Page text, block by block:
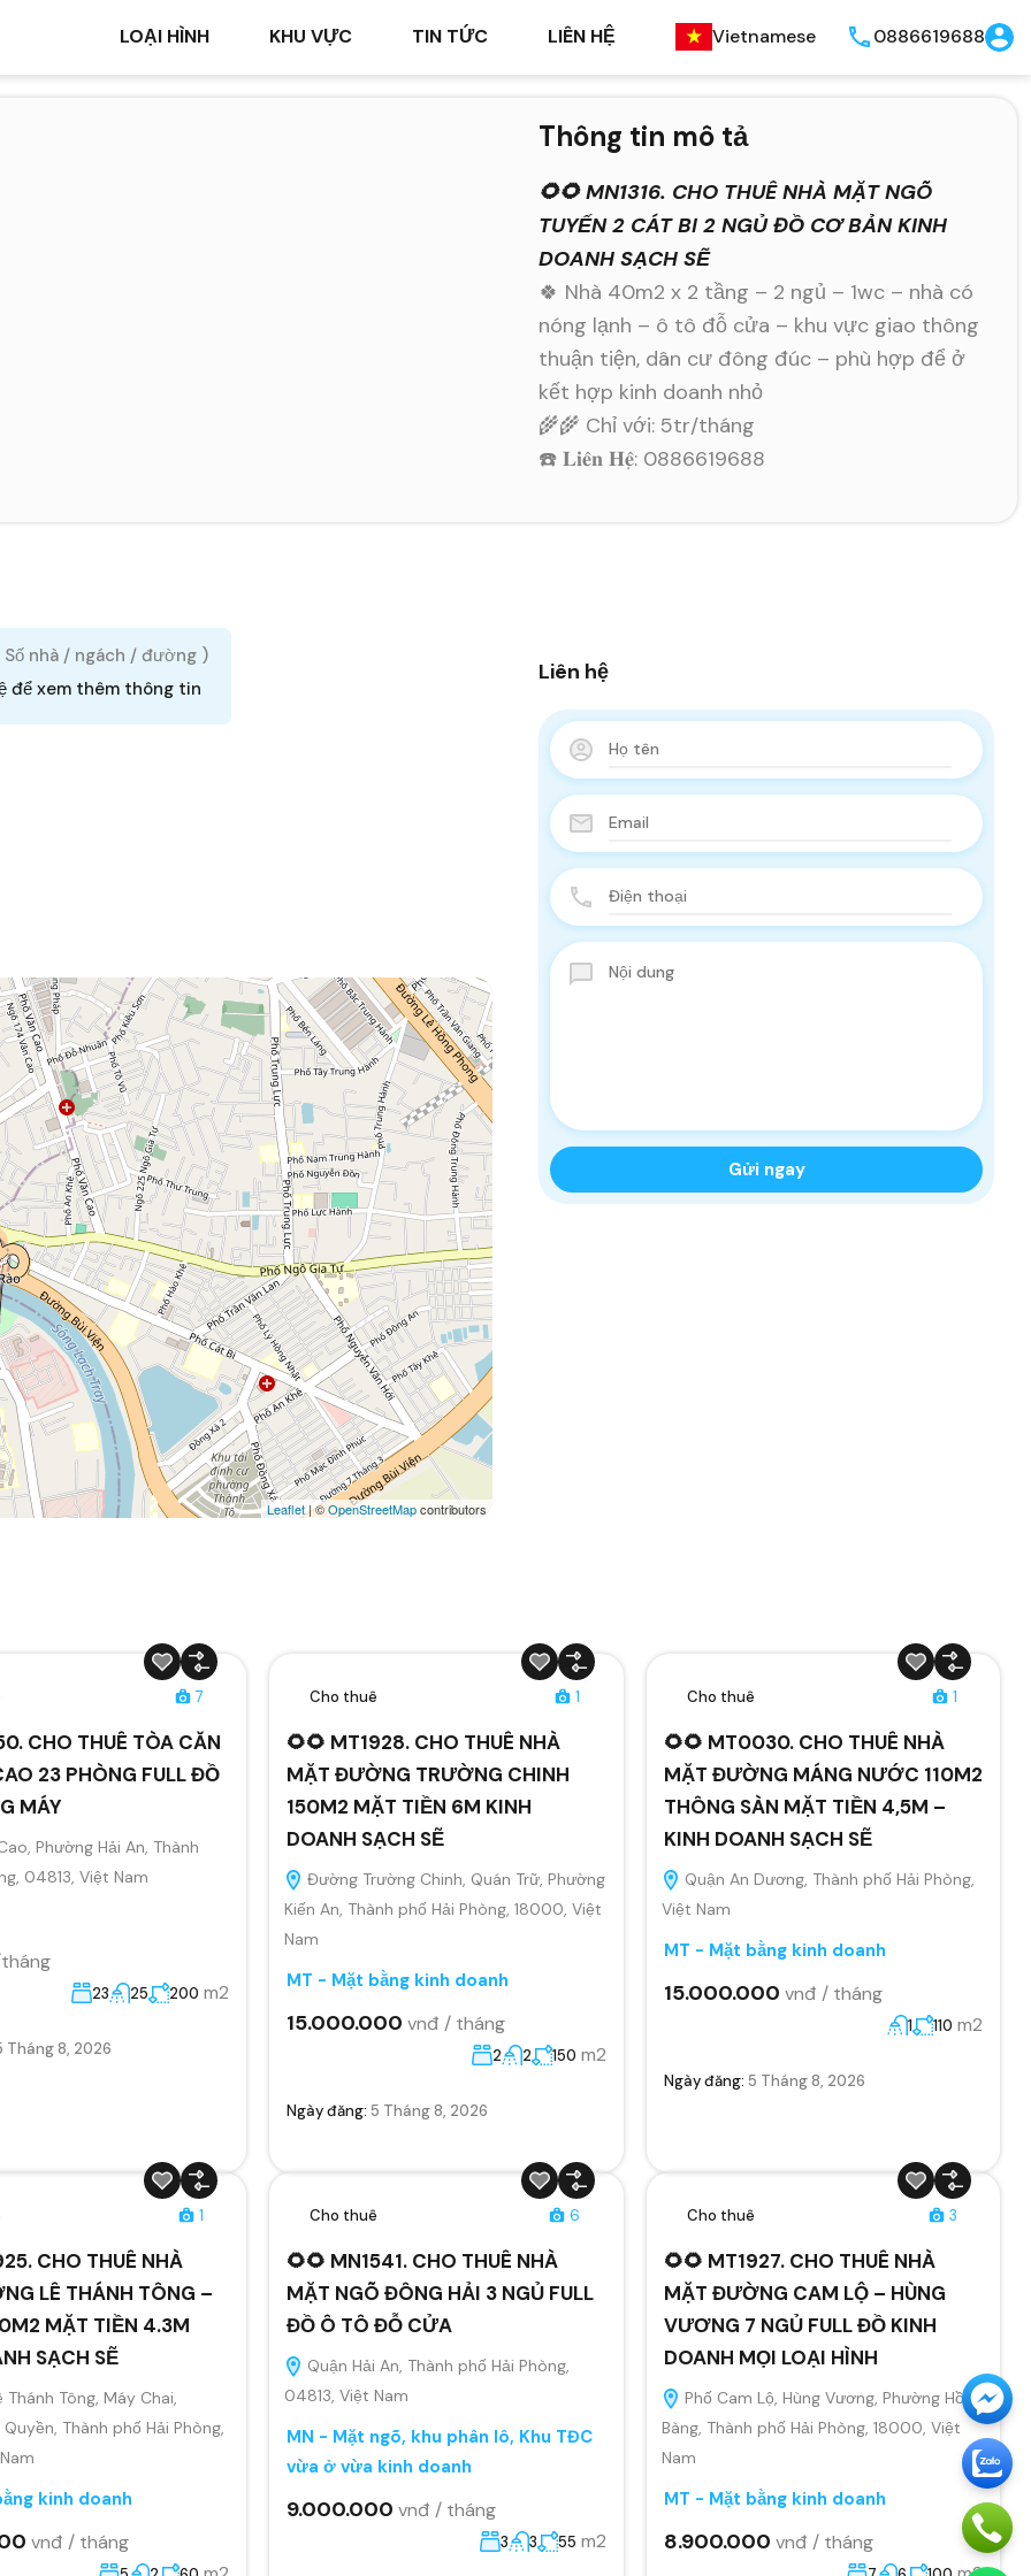
LOẠI HÌNH KHU VỰC TIN TỨC LIÊN HỆ Vietnamese 0886619688
Thông tin mô tả
🌻🌻 MN1316. CHO THUÊ NHÀ MẶT NGÕ
TUYẾN 2 CÁT BI 2 NGỦ ĐỒ CƠ BẢN KINH
DOANH SẠCH SẼ
🍀 Nhà 40m2 x 2 tầng – 2 ngủ – 1wc – nhà có
nóng lạnh – ô tô đỗ cửa – khu vực giao thông
thuận tiện, dân cư đông đúc – phù hợp để ở
kết hợp kinh doanh nhỏ
🌾🌾 Chỉ với: 5tr/tháng
☎️ 𝐋𝐢𝐞̂𝐧 𝐇𝐞̣̂: 0886619688
nhà / ngách / đường )
để xem thêm thông tin
Leaflet| ©OpenStreetMapcontributors
Liên hệ
7
CHO THUÊ TÒA CĂN
23 PHÒNG FULL ĐỒ
MÁY
Phường Hải An, Thành
04813, Việt Nam
23 25 200 m2
Tháng 8, 2026
Cho thuê 1
🌻🌻 MT1928. CHO THUÊ NHÀ
MẶT ĐƯỜNG TRƯỜNG CHINH
150M2 MẶT TIỀN 6M KINH
DOANH SẠCH SẼ
Đường Trường Chinh, Quán Trữ, Phường
Kiến An, Thành phố Hải Phòng, 18000, Việt
Nam
MT - Mặt bằng kinh doanh
15.000.000 vnđ / tháng
2 2 150 m2
Ngày đăng: 5 Tháng 8, 2026
Cho thuê 1
🌻🌻 MT0030. CHO THUÊ NHÀ
MẶT ĐƯỜNG MÁNG NƯỚC 110M2
THÔNG SÀN MẶT TIỀN 4,5M –
KINH DOANH SẠCH SẼ
Quận An Dương, Thành phố Hải Phòng,
Việt Nam
MT - Mặt bằng kinh doanh
15.000.000 vnđ / tháng
1 110 m2
Ngày đăng: 5 Tháng 8, 2026
1
CHO THUÊ NHÀ
LÊ THÁNH TÔNG –
MẶT TIỀN 4.3M
SẠCH SẼ
Tông, Máy Chai,
Thành phố Hải Phòng,
kinh doanh
vnđ / tháng
Cho thuê 6
🌻🌻 MN1541. CHO THUÊ NHÀ
MẶT NGÕ ĐÔNG HẢI 3 NGỦ FULL
ĐỒ Ô TÔ ĐỖ CỬA
Quận Hải An, Thành phố Hải Phòng,
04813, Việt Nam
MN - Mặt ngõ, khu phân lô, Khu TĐC
vừa ở vừa kinh doanh
9.000.000 vnđ / tháng
3 3 55 m2
Cho thuê 3
🌻🌻 MT1927. CHO THUÊ NHÀ
MẶT ĐƯỜNG CAM LỘ – HÙNG
VƯƠNG 7 NGỦ FULL ĐỒ KINH
DOANH MỌI LOẠI HÌNH
Phố Cam Lộ, Hùng Vương, Phường Hồng
Bàng, Thành phố Hải Phòng, 18000, Việt
Nam
MT - Mặt bằng kinh doanh
8.900.000 vnđ / tháng